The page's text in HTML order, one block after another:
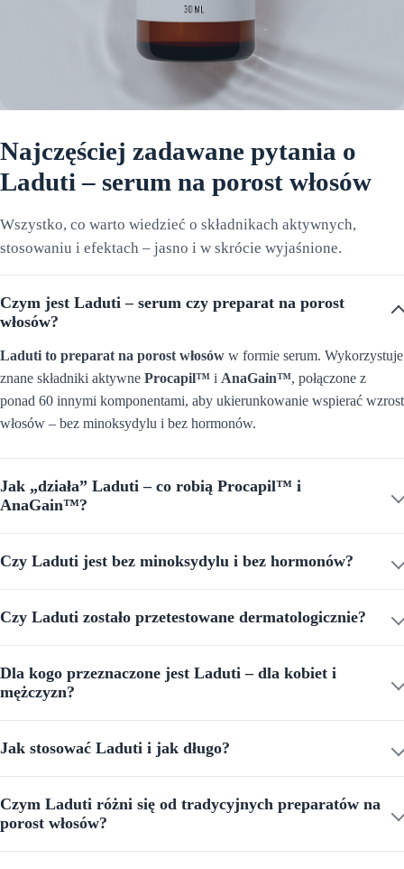
Najczęściej zadawane pytania o
Laduti – serum na porost włosów
Wszystko, co warto wiedzieć o składnikach aktywnych,
stosowaniu i efektach – jasno i w skrócie wyjaśnione.
Czym jest Laduti – serum czy preparat na porost
włosów?
Laduti to preparat na porost włosów w formie serum. Wykorzystuje
znane składniki aktywne Procapil™ i AnaGain™, połączone z
ponad 60 innymi komponentami, aby ukierunkowanie wspierać wzrost
włosów – bez minoksydylu i bez hormonów.
Jak „działa” Laduti – co robią Procapil™ i
AnaGain™?
Czy Laduti jest bez minoksydylu i bez hormonów?
Czy Laduti zostało przetestowane dermatologicznie?
Dla kogo przeznaczone jest Laduti – dla kobiet i
mężczyzn?
Jak stosować Laduti i jak długo?
Czym Laduti różni się od tradycyjnych preparatów na
porost włosów?